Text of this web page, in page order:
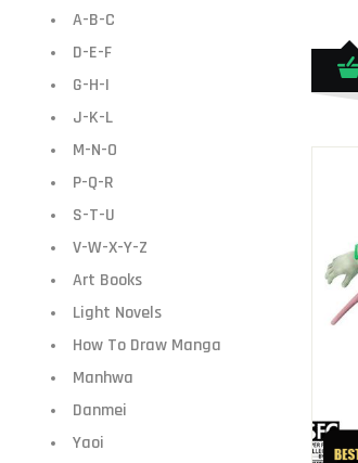
A-B-C
D-E-F
G-H-I
J-K-L
M-N-O
P-Q-R
S-T-U
V-W-X-Y-Z
Art Books
Light Novels
How To Draw Manga
Manhwa
Danmei
Yaoi